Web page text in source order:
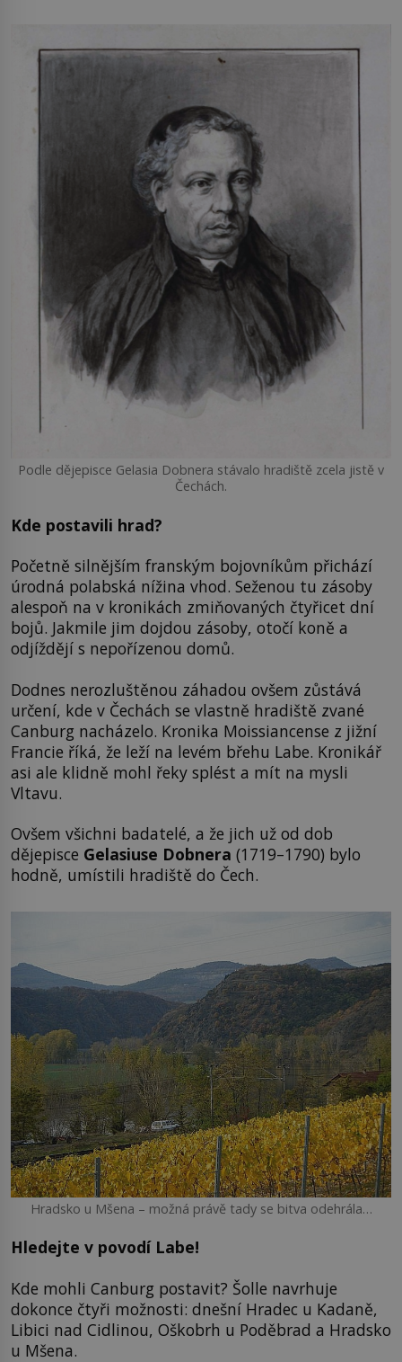
Podle dějepisce Gelasia Dobnera stávalo hradiště zcela jistě v
Čechách.
Kde postavili hrad?
Početně silnějším franským bojovníkům přichází
úrodná polabská nížina vhod. Seženou tu zásoby
alespoň na v kronikách zmiňovaných čtyřicet dní
bojů. Jakmile jim dojdou zásoby, otočí koně a
odjíždějí s nepořízenou domů.
Dodnes nerozluštěnou záhadou ovšem zůstává
určení, kde v Čechách se vlastně hradiště zvané
Canburg nacházelo. Kronika Moissiancense z jižní
Francie říká, že leží na levém břehu Labe. Kronikář
asi ale klidně mohl řeky splést a mít na mysli
Vltavu.
Ovšem všichni badatelé, a že jich už od dob
dějepisce Gelasiuse Dobnera (1719–1790) bylo
hodně, umístili hradiště do Čech.
Hradsko u Mšena – možná právě tady se bitva odehrála…
Hledejte v povodí Labe!
Kde mohli Canburg postavit? Šolle navrhuje
dokonce čtyři možnosti: dnešní Hradec u Kadaně,
Libici nad Cidlinou, Oškobrh u Poděbrad a Hradsko
u Mšena.